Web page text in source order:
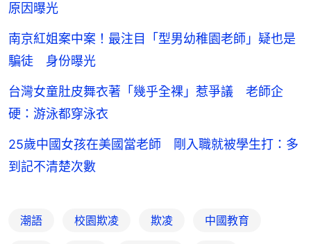
原因曝光
南京紅姐案中案！最注目「型男幼稚園老師」疑也是
騙徒 身份曝光
台灣女童肚皮舞衣著「幾乎全裸」惹爭議 老師企
硬：游泳都穿泳衣
25歲中國女孩在美國當老師 剛入職就被學生打：多
到記不清楚次數
潮語 校園欺凌 欺凌 中國教育